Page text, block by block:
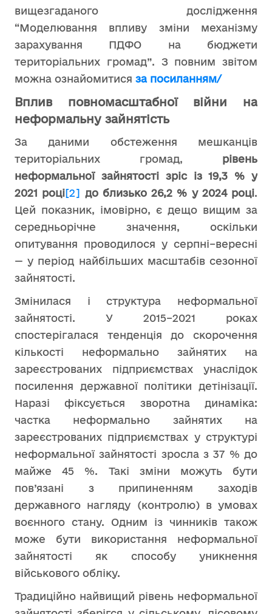
вищезгаданого дослідження
“Моделювання впливу зміни механізму
зарахування ПДФО на бюджети
територіальних громад”. З повним звітом
можна ознайомитися за посиланням/
Вплив повномасштабної війни на
неформальну зайнятість
За даними обстеження мешканців
територіальних громад, рівень
неформальної зайнятості зріс із 19,3 % у
2021 році[2] до близько 26,2 % у 2024 році.
Цей показник, імовірно, є дещо вищим за
середньорічне значення, оскільки
опитування проводилося у серпні–вересні
— у період найбільших масштабів сезонної
зайнятості.
Змінилася і структура неформальної
зайнятості. У 2015–2021 роках
спостерігалася тенденція до скорочення
кількості неформально зайнятих на
зареєстрованих підприємствах унаслідок
посилення державної політики детінізації.
Наразі фіксується зворотна динаміка:
частка неформально зайнятих на
зареєстрованих підприємствах у структурі
неформальної зайнятості зросла з 37 % до
майже 45 %. Такі зміни можуть бути
пов’язані з припиненням заходів
державного нагляду (контролю) в умовах
воєнного стану. Одним із чинників також
може бути використання неформальної
зайнятості як способу уникнення
військового обліку.
Традиційно найвищий рівень неформальної